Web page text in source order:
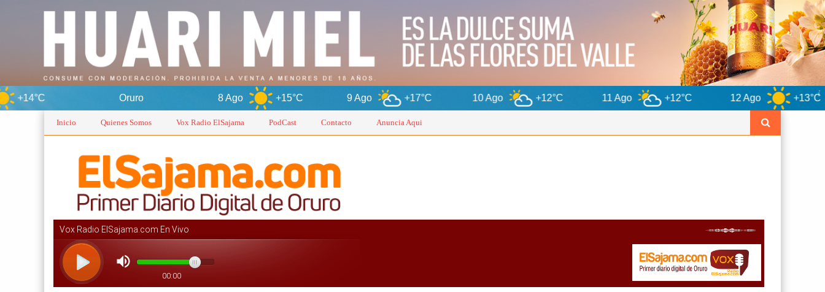
+15°C 9 Ago +17°C 10 Ago +12°C 11 Ago +12°C 12 Ago +13°C 13 Ago
Inicio Quienes Somos Vox Radio ElSajama PodCast Contacto Anuncia Aqui